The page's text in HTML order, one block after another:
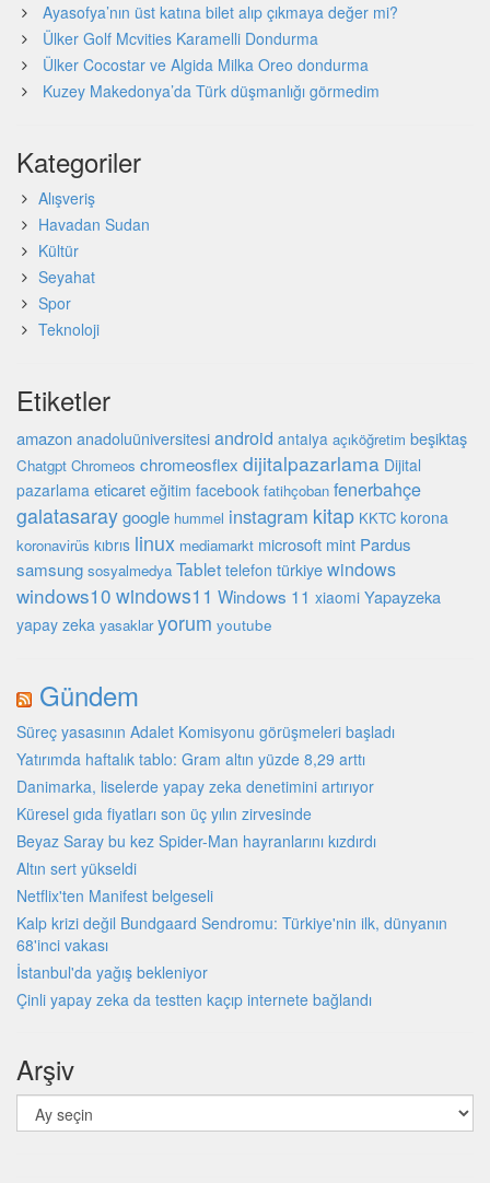
Ayasofya’nın üst katına bilet alıp çıkmaya değer mi?
Ülker Golf Mcvities Karamelli Dondurma
Ülker Cocostar ve Algida Milka Oreo dondurma
Kuzey Makedonya’da Türk düşmanlığı görmedim
Kategoriler
Alışveriş
Havadan Sudan
Kültür
Seyahat
Spor
Teknoloji
Etiketler
amazon anadoluüniversitesi android antalya açıköğretim beşiktaş
Chatgpt Chromeos chromeosflex dijitalpazarlama Dijital
pazarlama eticaret eğitim facebook fatihçoban fenerbahçe
galatasaraygoogle hummel instagram kitap KKTC korona
koronavirüs kıbrıs linux mediamarkt microsoft mint Pardus
samsung sosyalmedya Tablet telefon türkiyewindows
windows10 windows11 Windows 11 xiaomi Yapayzeka
yapay zeka yasaklar yorum youtube
Gündem
Süreç yasasının Adalet Komisyonu görüşmeleri başladı
Yatırımda haftalık tablo: Gram altın yüzde 8,29 arttı
Danimarka, liselerde yapay zeka denetimini artırıyor
Küresel gıda fiyatları son üç yılın zirvesinde
Beyaz Saray bu kez Spider-Man hayranlarını kızdırdı
Altın sert yükseldi
Netflix'ten Manifest belgeseli
Kalp krizi değil Bundgaard Sendromu: Türkiye'nin ilk, dünyanın
68'inci vakası
İstanbul'da yağış bekleniyor
Çinli yapay zeka da testten kaçıp internete bağlandı
Arşiv
Arşiv